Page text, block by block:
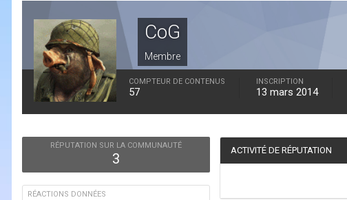
CoG
Membre
COMPTEUR DE CONTENUS
57
INSCRIPTION
13 mars 2014
RÉPUTATION SUR LA COMMUNAUTÉ
3
RÉACTIONS DONNÉES
ACTIVITÉ DE RÉPUTATION